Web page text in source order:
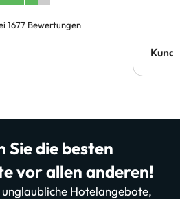
1677 Bewertungen
Sie die besten
vor allen anderen!
Hotelangebote,